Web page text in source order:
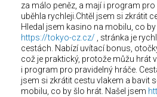
za málo peněz, a mají i program pro
uběhla rychleji.Chtěl jsem si zkrátit
Hledal jsem kasino na mobilu, co
https://tokyo-cz.cz/ , stránka je
cestách. Nabízí uvítací bonus,
což je praktický, protože můžu hrát
i program pro pravidelný hráče.
jsem si zkrátit cestu vlakem a bavit
mobilu, co by šlo hrát. Našel jsem